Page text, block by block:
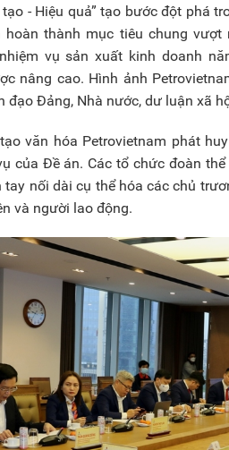
- Hiệu quả” tạo bước đột phá
hoàn thành mục tiêu chung
vụ sản xuất kinh doanh
nâng cao. Hình ảnh
đạo Đảng, Nhà nước, dư luận xã
văn hóa Petrovietnam phát
của Đề án. Các tổ chức đoàn
tay nối dài cụ thể hóa các chủ
và người lao động.